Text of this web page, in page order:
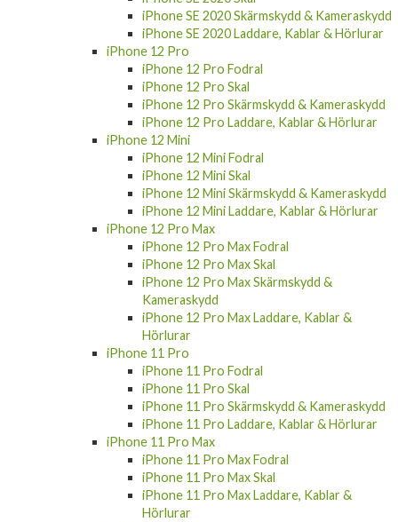
iPhone SE 2020 Skärmskydd & Kameraskydd
iPhone SE 2020 Laddare, Kablar & Hörlurar
iPhone 12 Pro
iPhone 12 Pro Fodral
iPhone 12 Pro Skal
iPhone 12 Pro Skärmskydd & Kameraskydd
iPhone 12 Pro Laddare, Kablar & Hörlurar
iPhone 12 Mini
iPhone 12 Mini Fodral
iPhone 12 Mini Skal
iPhone 12 Mini Skärmskydd & Kameraskydd
iPhone 12 Mini Laddare, Kablar & Hörlurar
iPhone 12 Pro Max
iPhone 12 Pro Max Fodral
iPhone 12 Pro Max Skal
iPhone 12 Pro Max Skärmskydd &
Kameraskydd
iPhone 12 Pro Max Laddare, Kablar &
Hörlurar
iPhone 11 Pro
iPhone 11 Pro Fodral
iPhone 11 Pro Skal
iPhone 11 Pro Skärmskydd & Kameraskydd
iPhone 11 Pro Laddare, Kablar & Hörlurar
iPhone 11 Pro Max
iPhone 11 Pro Max Fodral
iPhone 11 Pro Max Skal
iPhone 11 Pro Max Laddare, Kablar &
Hörlurar